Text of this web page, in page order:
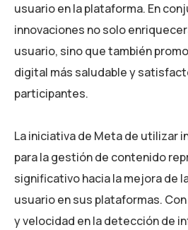
usuario en la plataforma. En
innovaciones no solo
usuario, sino que también
digital más saludable y
participantes.
La iniciativa de Meta de utilizar
para la gestión de contenido
significativo hacia la mejora de
usuario en sus plataformas.
y velocidad en la detección de